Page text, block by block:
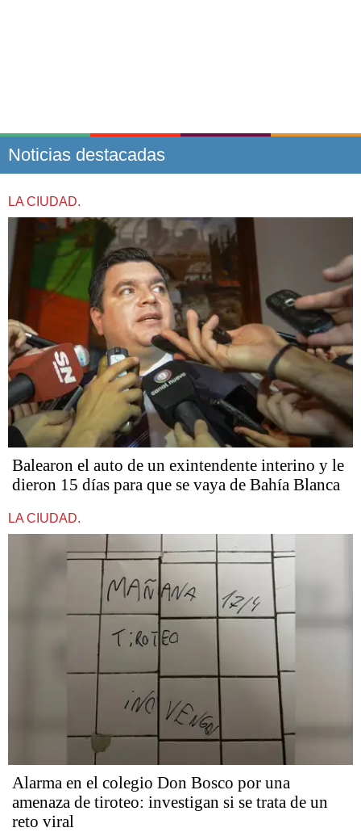
Noticias destacadas
LA CIUDAD.
Balearon el auto de un exintendente interino y le
dieron 15 días para que se vaya de Bahía Blanca
LA CIUDAD.
Alarma en el colegio Don Bosco por una
amenaza de tiroteo: investigan si se trata de un
reto viral